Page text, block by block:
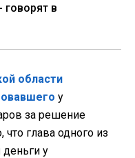
говорят в
области
у
за решение
глава одного из
у